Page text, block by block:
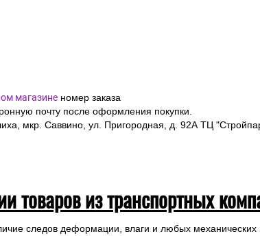
магазине номер заказа
почту после оформления покупки.
мкр. Саввино, ул. Пригородная, д. 92А ТЦ
товаров из транспортных
следов деформации, влаги и любых механических